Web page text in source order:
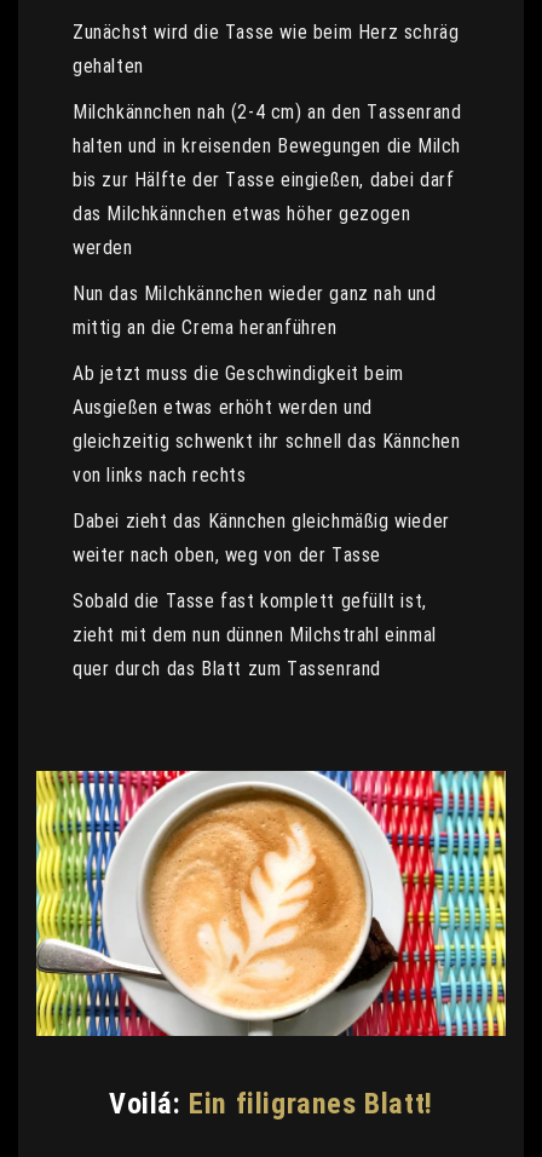
Zunächst wird die Tasse wie beim Herz schräg
gehalten
Milchkännchen nah (2-4 cm) an den Tassenrand
halten und in kreisenden Bewegungen die Milch
bis zur Hälfte der Tasse eingießen, dabei darf
das Milchkännchen etwas höher gezogen
werden
Nun das Milchkännchen wieder ganz nah und
mittig an die Crema heranführen
Ab jetzt muss die Geschwindigkeit beim
Ausgießen etwas erhöht werden und
gleichzeitig schwenkt ihr schnell das Kännchen
von links nach rechts
Dabei zieht das Kännchen gleichmäßig wieder
weiter nach oben, weg von der Tasse
Sobald die Tasse fast komplett gefüllt ist,
zieht mit dem nun dünnen Milchstrahl einmal
quer durch das Blatt zum Tassenrand
Voilá: Ein filigranes Blatt!